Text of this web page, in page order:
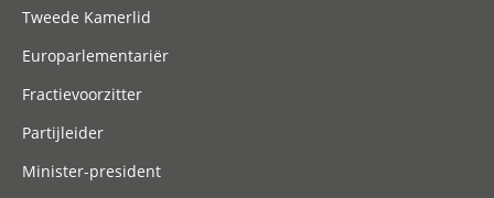
Tweede Kamerlid
Europarlementariër
Fractievoorzitter
Partijleider
Minister-president